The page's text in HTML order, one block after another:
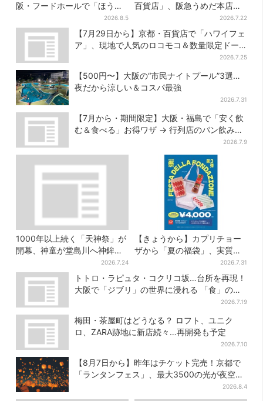
阪・フードホールで「ほうせ
き箱」の“限定かき氷”が復
活！一夜限りの盆踊りも
2026.8.5
百貨店」、阪急うめだ本店で
開幕…限定グッズを大人買い
する人続出
2026.7.22
【7月29日から】京都・百貨店で「ハワイフェ
ア」、現地で人気のロコモコ＆数量限定ドー
2026.7.25
【500円〜】大阪の“市民ナイトプール”3選…
夜だから涼しい＆コスパ最強
2026.7.31
【7月から・期間限定】大阪・福島で「安く飲
む＆食べる」お得ワザ → 行列店のパン飲みセ
2026.7.9
1000年以上続く「天神祭」が
開幕、神童が堂島川へ神鉾流
す…早朝から見物客ずらり2026.7.24
【きょうから】カプリチョー
ザから「夏の福袋」、実質無
料…？値段以上の食事券＆限
定アイテム付き
2026.7.31
トトロ・ラピュタ・コクリコ坂…台所を再現！
大阪で「ジブリ」の世界に浸れる 「食」の展
2026.7.19
梅田・茶屋町はどうなる？ ロフト、ユニク
ロ、ZARA跡地に新店続々…再開発も予定
2026.7.10
【8月7日から】昨年はチケット完売！京都で
「ランタンフェス」、最大3500の光が夜空
2026.8.4